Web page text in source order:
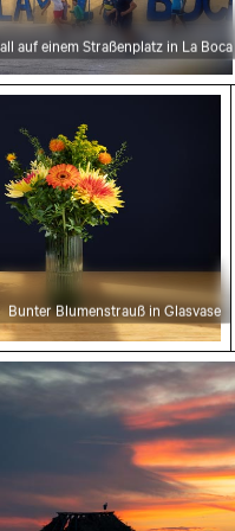
auf einem Straßenplatz in La Boca
in
Bunter Blumenstrauß in Glasvase
über